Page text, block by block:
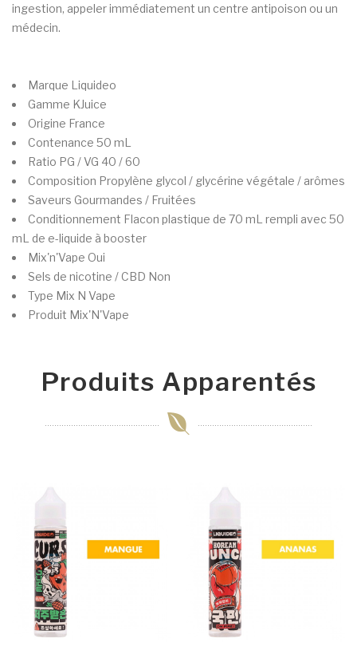
ingestion, appeler immédiatement un centre antipoison ou un
médecin.
Marque Liquideo
Gamme KJuice
Origine France
Contenance 50 mL
Ratio PG / VG 40 / 60
Composition Propylène glycol / glycérine végétale / arômes
Saveurs Gourmandes / Fruitées
Conditionnement Flacon plastique de 70 mL rempli avec 50
mL de e-liquide à booster
Mix'n'Vape Oui
Sels de nicotine / CBD Non
Type Mix N Vape
Produit Mix'N'Vape
Produits Apparentés